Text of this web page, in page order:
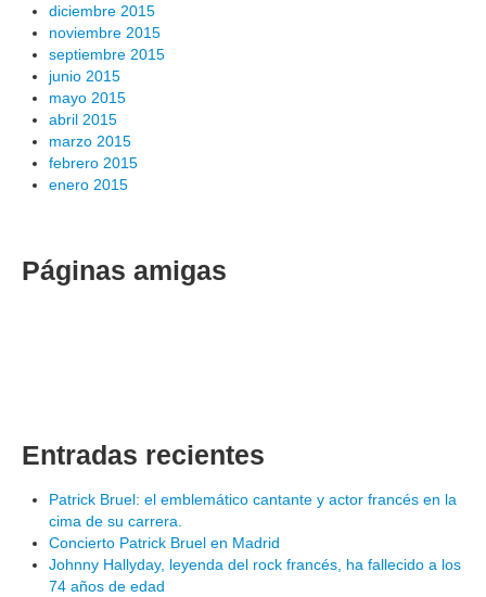
diciembre 2015
noviembre 2015
septiembre 2015
junio 2015
mayo 2015
abril 2015
marzo 2015
febrero 2015
enero 2015
Páginas amigas
Entradas recientes
Patrick Bruel: el emblemático cantante y actor francés en la
cima de su carrera.
Concierto Patrick Bruel en Madrid
Johnny Hallyday, leyenda del rock francés, ha fallecido a los
74 años de edad